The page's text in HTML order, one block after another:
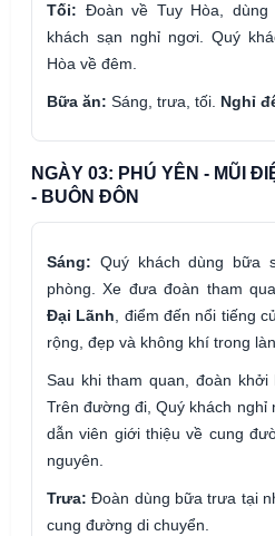
Tối: Đoàn về Tuy Hòa,
khách sạn nghỉ ngơi. Quý
Hòa về đêm.
Bữa ăn: Sáng, trưa, tối. Nghỉ
NGÀY 03: PHÚ YÊN - MŨI
- BUÔN ĐÔN
Sáng: Quý khách dùng bữa
phòng. Xe đưa đoàn tham
Đại Lãnh, điểm đến nổi tiếng
rộng, đẹp và không khí trong
Sau khi tham quan, đoàn khởi
Trên đường đi, Quý khách nghỉ
dẫn viên giới thiệu về cung
nguyên.
Trưa: Đoàn dùng bữa trưa tại
cung đường di chuyển.